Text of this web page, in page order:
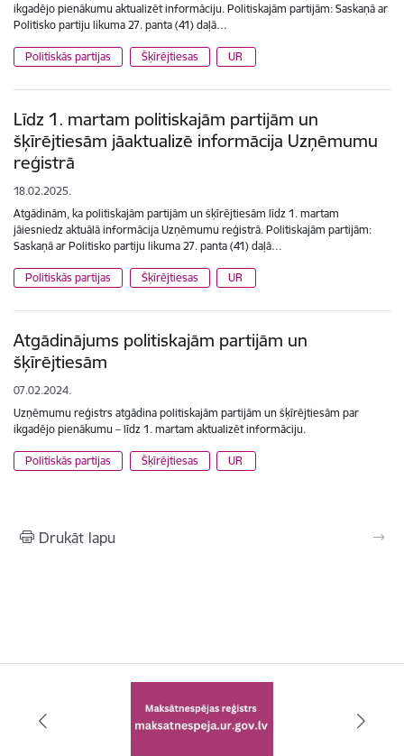
ikgadējo pienākumu aktualizēt informāciju. Politiskajām partijām: Saskaņā ar
Politisko partiju likuma 27. panta (41) daļā…
Politiskās partijas Šķīrējtiesas UR
Līdz 1. martam politiskajām partijām un
šķīrējtiesām jāaktualizē informācija Uzņēmumu
reģistrā
18.02.2025.
Atgādinām, ka politiskajām partijām un šķīrējtiesām līdz 1. martam
jāiesniedz aktuālā informācija Uzņēmumu reģistrā. Politiskajām partijām:
Saskaņā ar Politisko partiju likuma 27. panta (41) daļā…
Politiskās partijas Šķīrējtiesas UR
Atgādinājums politiskajām partijām un
šķīrējtiesām
07.02.2024.
Uzņēmumu reģistrs atgādina politiskajām partijām un šķīrējtiesām par
ikgadējo pienākumu – līdz 1. martam aktualizēt informāciju.
Politiskās partijas Šķīrējtiesas UR
Drukāt lapu